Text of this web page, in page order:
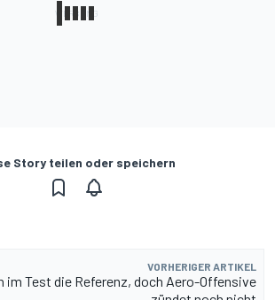
Story teilen oder speichern
VORHERIGER ARTIKEL
im Test die Referenz, doch Aero-Offensive